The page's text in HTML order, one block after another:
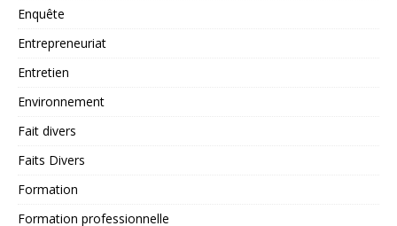
Enquête
Entrepreneuriat
Entretien
Environnement
Fait divers
Faits Divers
Formation
Formation professionnelle